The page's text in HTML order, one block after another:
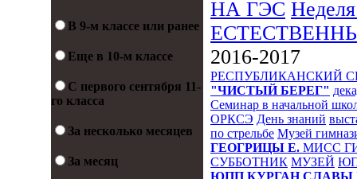
В 9-м классе или ранее
Еще в 10-м классе
С первого сентября 11-
го класса
За несколько месяцев
За месяц
НА ГЭС
2016-2017
РЕСПУБЛИКАНСКИЙ
"ЧИСТЫЙ БЕРЕГ"
Семинар в начальной
ОРКСЭ День знаний
по стрельбе Музей
ГЕОГРИЦЫ Е. МИСС
СУББОТНИК МУЗЕЙ
ЮПП КУРГАН СЛАВЫ